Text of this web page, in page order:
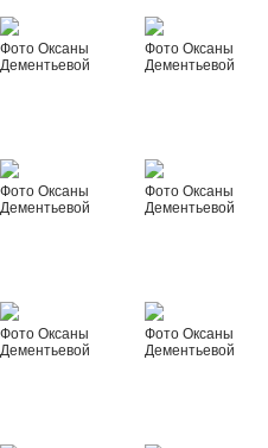
Фото Оксаны
Дементьевой
Фото Оксаны
Дементьевой
Фото Оксаны
Дементьевой
Фото Оксаны
Дементьевой
Фото Оксаны
Дементьевой
Фото Оксаны
Дементьевой